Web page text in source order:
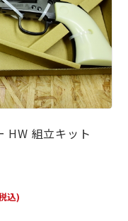
HW 組立キット
込)